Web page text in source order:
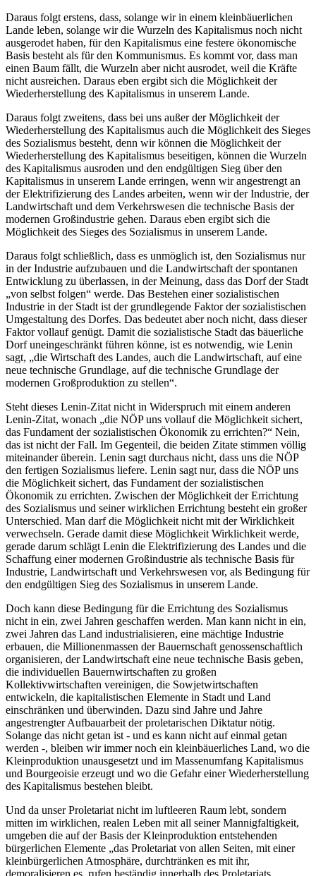
Daraus folgt erstens, dass, solange wir in einem kleinbäuerlichen
Lande leben, solange wir die Wurzeln des Kapitalismus noch nicht
ausgerodet haben, für den Kapitalismus eine festere ökonomische
Basis besteht als für den Kommunismus. Es kommt vor, dass man
einen Baum fällt, die Wurzeln aber nicht ausrodet, weil die Kräfte
nicht ausreichen. Daraus eben ergibt sich die Möglichkeit der
Wiederherstellung des Kapitalismus in unserem Lande.
Daraus folgt zweitens, dass bei uns außer der Möglichkeit der
Wiederherstellung des Kapitalismus auch die Möglichkeit des Sieges
des Sozialismus besteht, denn wir können die Möglichkeit der
Wiederherstellung des Kapitalismus beseitigen, können die Wurzeln
des Kapitalismus ausroden und den endgültigen Sieg über den
Kapitalismus in unserem Lande erringen, wenn wir angestrengt an
der Elektrifizierung des Landes arbeiten, wenn wir der Industrie, der
Landwirtschaft und dem Verkehrswesen die technische Basis der
modernen Großindustrie gehen. Daraus eben ergibt sich die
Möglichkeit des Sieges des Sozialismus in unserem Lande.
Daraus folgt schließlich, dass es unmöglich ist, den Sozialismus nur
in der Industrie aufzubauen und die Landwirtschaft der spontanen
Entwicklung zu überlassen, in der Meinung, dass das Dorf der Stadt
„von selbst folgen“ werde. Das Bestehen einer sozialistischen
Industrie in der Stadt ist der grundlegende Faktor der sozialistischen
Umgestaltung des Dorfes. Das bedeutet aber noch nicht, dass dieser
Faktor vollauf genügt. Damit die sozialistische Stadt das bäuerliche
Dorf uneingeschränkt führen könne, ist es notwendig, wie Lenin
sagt, „die Wirtschaft des Landes, auch die Landwirtschaft, auf eine
neue technische Grundlage, auf die technische Grundlage der
modernen Großproduktion zu stellen“.
Steht dieses Lenin-Zitat nicht in Widerspruch mit einem anderen
Lenin-Zitat, wonach „die NÖP uns vollauf die Möglichkeit sichert,
das Fundament der sozialistischen Ökonomik zu errichten?“ Nein,
das ist nicht der Fall. Im Gegenteil, die beiden Zitate stimmen völlig
miteinander überein. Lenin sagt durchaus nicht, dass uns die NÖP
den fertigen Sozialismus liefere. Lenin sagt nur, dass die NÖP uns
die Möglichkeit sichert, das Fundament der sozialistischen
Ökonomik zu errichten. Zwischen der Möglichkeit der Errichtung
des Sozialismus und seiner wirklichen Errichtung besteht ein großer
Unterschied. Man darf die Möglichkeit nicht mit der Wirklichkeit
verwechseln. Gerade damit diese Möglichkeit Wirklichkeit werde,
gerade darum schlägt Lenin die Elektrifizierung des Landes und die
Schaffung einer modernen Großindustrie als technische Basis für
Industrie, Landwirtschaft und Verkehrswesen vor, als Bedingung für
den endgültigen Sieg des Sozialismus in unserem Lande.
Doch kann diese Bedingung für die Errichtung des Sozialismus
nicht in ein, zwei Jahren geschaffen werden. Man kann nicht in ein,
zwei Jahren das Land industrialisieren, eine mächtige Industrie
erbauen, die Millionenmassen der Bauernschaft genossenschaftlich
organisieren, der Landwirtschaft eine neue technische Basis geben,
die individuellen Bauernwirtschaften zu großen
Kollektivwirtschaften vereinigen, die Sowjetwirtschaften
entwickeln, die kapitalistischen Elemente in Stadt und Land
einschränken und überwinden. Dazu sind Jahre und Jahre
angestrengter Aufbauarbeit der proletarischen Diktatur nötig.
Solange das nicht getan ist - und es kann nicht auf einmal getan
werden -, bleiben wir immer noch ein kleinbäuerliches Land, wo die
Kleinproduktion unausgesetzt und im Massenumfang Kapitalismus
und Bourgeoisie erzeugt und wo die Gefahr einer Wiederherstellung
des Kapitalismus bestehen bleibt.
Und da unser Proletariat nicht im luftleeren Raum lebt, sondern
mitten im wirklichen, realen Leben mit all seiner Mannigfaltigkeit,
umgeben die auf der Basis der Kleinproduktion entstehenden
bürgerlichen Elemente „das Proletariat von allen Seiten, mit einer
kleinbürgerlichen Atmosphäre, durchtränken es mit ihr,
demoralisieren es, rufen beständig innerhalb des Proletariats